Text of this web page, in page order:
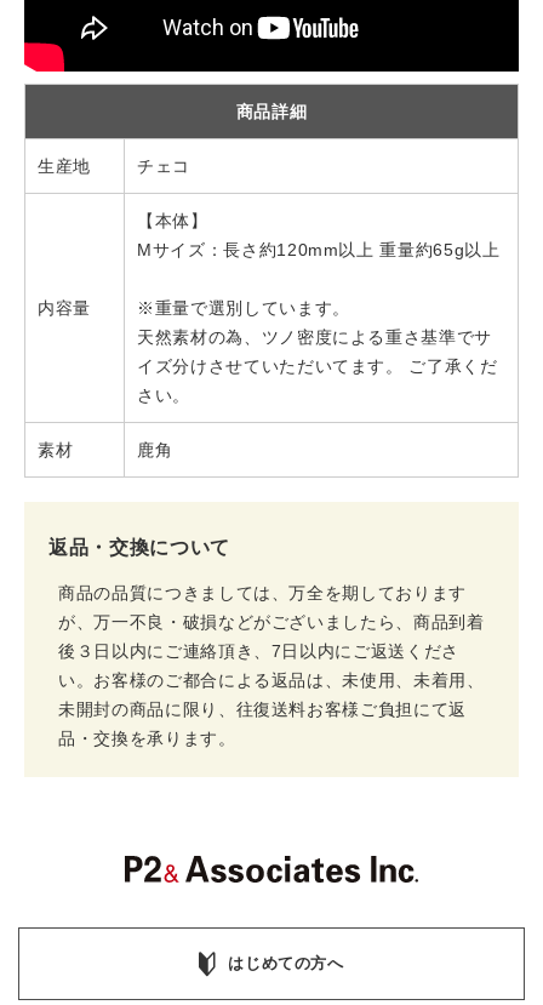
商品詳細
生産地 チェコ
内容量
【本体】
Mサイズ：長さ約120mm以上 重量約65g以上
※重量で選別しています。
天然素材の為、ツノ密度による重さ基準でサ
イズ分けさせていただいてます。 ご了承くだ
さい。
素材 鹿角
返品・交換について
商品の品質につきましては、万全を期しております
が、万一不良・破損などがございましたら、商品到着
後３日以内にご連絡頂き、7日以内にご返送くださ
い。お客様のご都合による返品は、未使用、未着用、
未開封の商品に限り、往復送料お客様ご負担にて返
品・交換を承ります。
はじめての方へ